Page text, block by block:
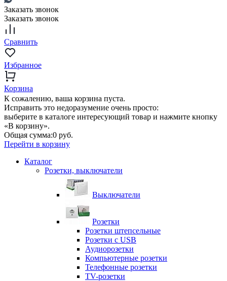
Заказать звонок
Заказать звонок
Сравнить
Избранное
Корзина
К сожалению, ваша корзина пуста.
Исправить это недоразумение очень просто:
выберите в каталоге интересующий товар и нажмите кнопку
«В корзину».
Общая сумма:0 руб.
Перейти в корзину
Каталог
Розетки, выключатели
Выключатели
Розетки
Розетки штепсельные
Розетки с USB
Аудиорозетки
Компьютерные розетки
Телефонные розетки
TV-розетки